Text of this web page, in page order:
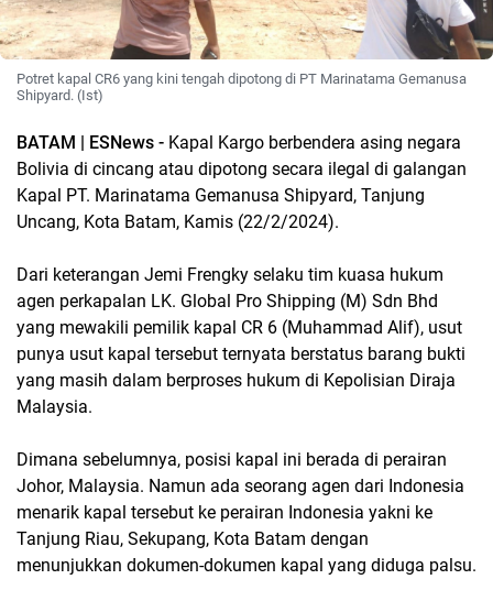
Potret kapal CR6 yang kini tengah dipotong di PT Marinatama Gemanusa
Shipyard. (Ist)
BATAM | ESNews - Kapal Kargo berbendera asing negara
Bolivia di cincang atau dipotong secara ilegal di galangan
Kapal PT. Marinatama Gemanusa Shipyard, Tanjung
Uncang, Kota Batam, Kamis (22/2/2024).
Dari keterangan Jemi Frengky selaku tim kuasa hukum
agen perkapalan LK. Global Pro Shipping (M) Sdn Bhd
yang mewakili pemilik kapal CR 6 (Muhammad Alif), usut
punya usut kapal tersebut ternyata berstatus barang bukti
yang masih dalam berproses hukum di Kepolisian Diraja
Malaysia.
Dimana sebelumnya, posisi kapal ini berada di perairan
Johor, Malaysia. Namun ada seorang agen dari Indonesia
menarik kapal tersebut ke perairan Indonesia yakni ke
Tanjung Riau, Sekupang, Kota Batam dengan
menunjukkan dokumen-dokumen kapal yang diduga palsu.